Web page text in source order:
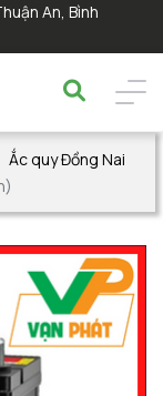
An, Bình
Ắc quy Đồng Nai